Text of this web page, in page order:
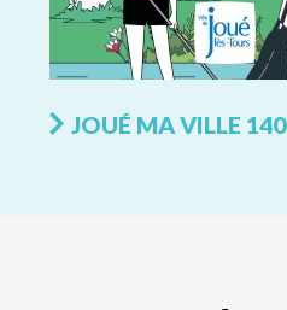
JOUÉ MA VILLE 140